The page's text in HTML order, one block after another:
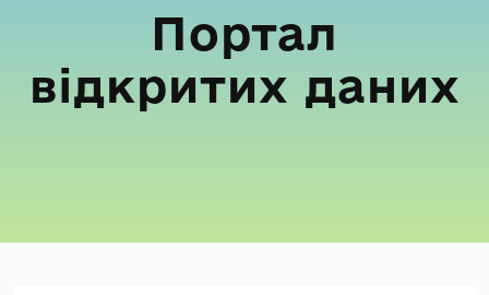
Портал
відкритих даних